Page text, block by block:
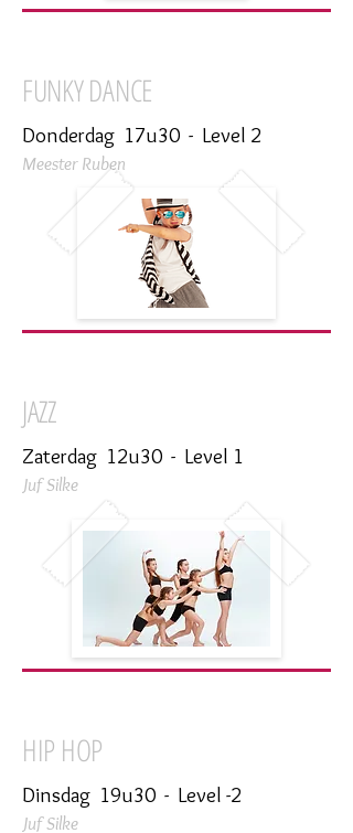
FUNKY DANCE
Donderdag 17u30 - Level 2
Meester Ruben
JAZZ
Zaterdag 12u30 - Level 1
Juf Silke
HIP HOP
Dinsdag 19u30 - Level -2
Juf Silke